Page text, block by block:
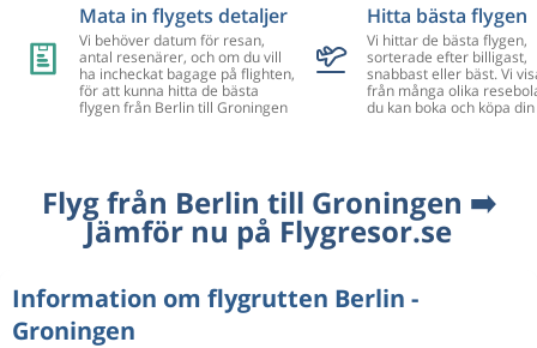
Mata in flygets detaljer
Vi behöver datum för resan,
antal resenärer, och om du vill
ha incheckat bagage på flighten,
för att kunna hitta de bästa
flygen från Berlin till Groningen
Hitta bästa flygen
Vi hittar de bästa flygen,
sorterade efter billigast,
snabbast eller bäst. Vi
från många olika
du kan boka och köpa
Flyg från Berlin till Groningen ➡️
Jämför nu på Flygresor.se
Information om flygrutten Berlin -
Groningen